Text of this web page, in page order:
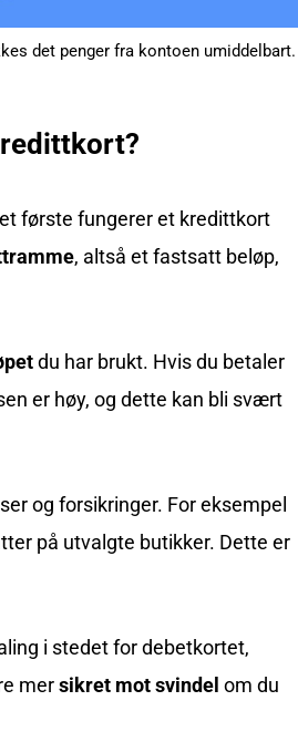
det penger fra kontoen umiddelbart.
første fungerer et kredittkort
, altså et fastsatt beløp,
du har brukt. Hvis du betaler
er høy, og dette kan bli svært
og forsikringer. For eksempel
på utvalgte butikker. Dette er
i stedet for debetkortet,
mersikret mot svindel om du